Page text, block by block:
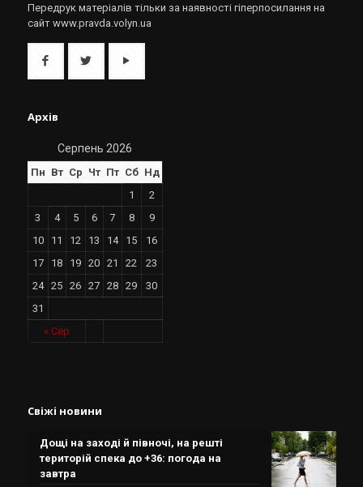
Передрук матеріалів тільки за наявності гіперпосилання на
сайт www.pravda.volyn.ua
Архів
Серпень 2026
Пн Вт Ср Чт Пт Сб Нд
« Сер
1
2
3
4 5 6 7 8
9
10
11 12 13 14 15
16
17
18 19 20 21 22
23
24
25 26 27 28 29
30
31
Свіжі новини
Дощі на заході й півночі, на решті
територій спека до +36: погода на
завтра